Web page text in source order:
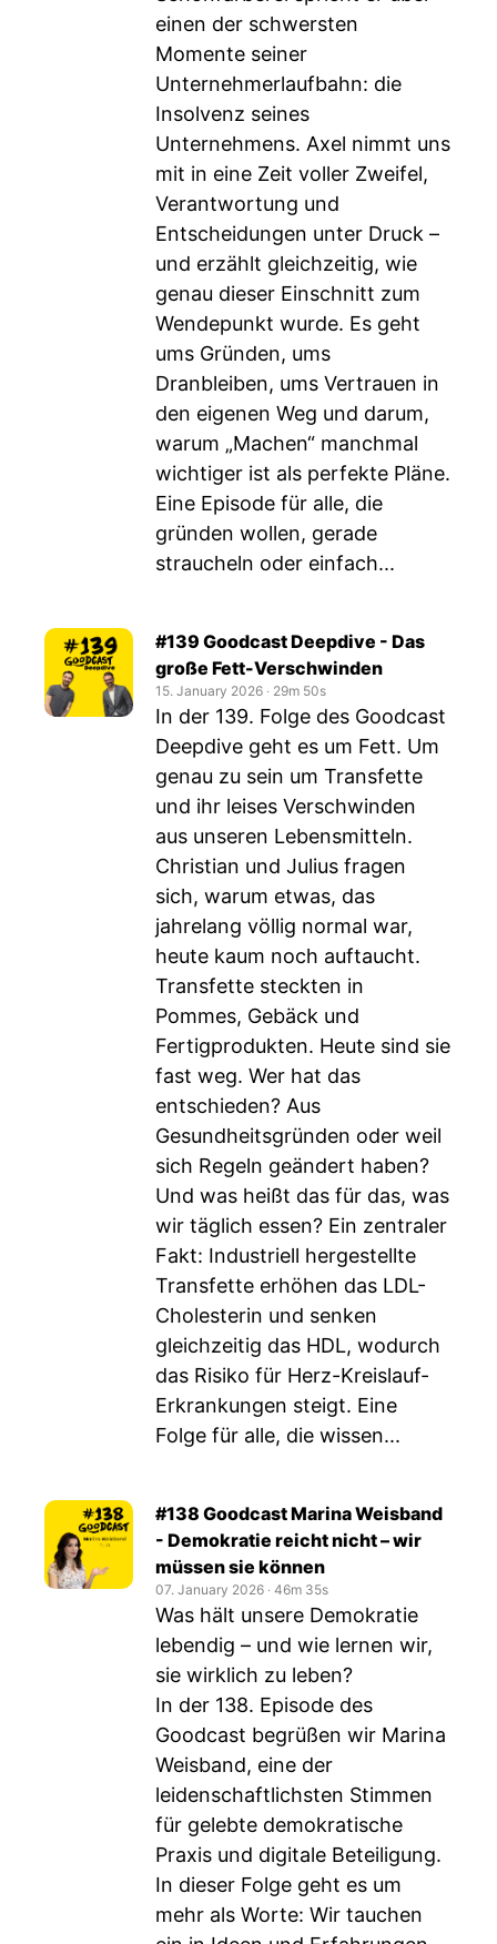
einen der schwersten
Momente seiner
Unternehmerlaufbahn: die
Insolvenz seines
Unternehmens. Axel nimmt uns
mit in eine Zeit voller Zweifel,
Verantwortung und
Entscheidungen unter Druck –
und erzählt gleichzeitig, wie
genau dieser Einschnitt zum
Wendepunkt wurde. Es geht
ums Gründen, ums
Dranbleiben, ums Vertrauen in
den eigenen Weg und darum,
warum „Machen“ manchmal
wichtiger ist als perfekte Pläne.
Eine Episode für alle, die
gründen wollen, gerade
straucheln oder einfach...
#139 Goodcast Deepdive - Das
große Fett-Verschwinden
15. January 2026 ‧ 29m 50s
In der 139. Folge des Goodcast
Deepdive geht es um Fett. Um
genau zu sein um Transfette
und ihr leises Verschwinden
aus unseren Lebensmitteln.
Christian und Julius fragen
sich, warum etwas, das
jahrelang völlig normal war,
heute kaum noch auftaucht.
Transfette steckten in
Pommes, Gebäck und
Fertigprodukten. Heute sind sie
fast weg. Wer hat das
entschieden? Aus
Gesundheitsgründen oder weil
sich Regeln geändert haben?
Und was heißt das für das, was
wir täglich essen? Ein zentraler
Fakt: Industriell hergestellte
Transfette erhöhen das LDL-
Cholesterin und senken
gleichzeitig das HDL, wodurch
das Risiko für Herz-Kreislauf-
Erkrankungen steigt. Eine
Folge für alle, die wissen...
#138 Goodcast Marina Weisband
- Demokratie reicht nicht – wir
müssen sie können
07. January 2026 ‧ 46m 35s
Was hält unsere Demokratie
lebendig – und wie lernen wir,
sie wirklich zu leben?
In der 138. Episode des
Goodcast begrüßen wir Marina
Weisband, eine der
leidenschaftlichsten Stimmen
für gelebte demokratische
Praxis und digitale Beteiligung.
In dieser Folge geht es um
mehr als Worte: Wir tauchen